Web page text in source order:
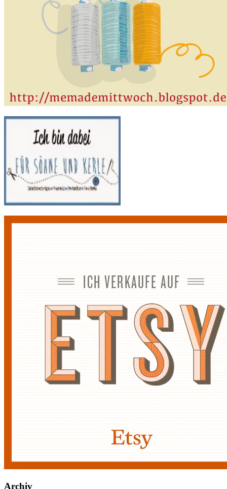
Archiv